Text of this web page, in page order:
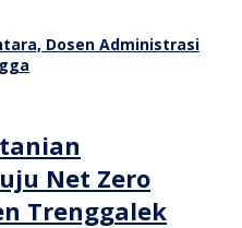
Net Zero
Trenggalek